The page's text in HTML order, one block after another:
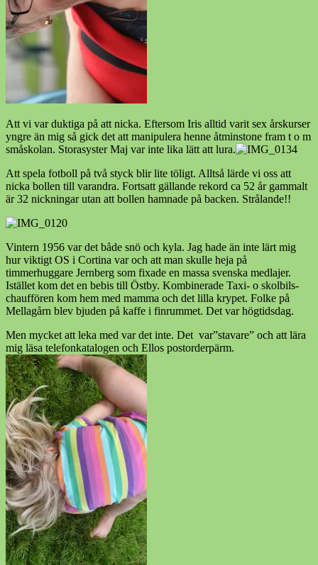
Att vi var duktiga på att nicka. Eftersom Iris alltid varit sex årskurser
yngre än mig så gick det att manipulera henne åtminstone fram t o m
småskolan. Storasyster Maj var inte lika lätt att lura.
Att spela fotboll på två styck blir lite töligt. Alltså lärde vi oss att
nicka bollen till varandra. Fortsatt gällande rekord ca 52 år gammalt
är 32 nickningar utan att bollen hamnade på backen. Strålande!!
Vintern 1956 var det både snö och kyla. Jag hade än inte lärt mig
hur viktigt OS i Cortina var och att man skulle heja på
timmerhuggare Jernberg som fixade en massa svenska medlajer.
Istället kom det en bebis till Östby. Kombinerade Taxi- o skolbils-
chauffören kom hem med mamma och det lilla krypet. Folke på
Mellagårn blev bjuden på kaffe i finrummet. Det var högtidsdag.
Men mycket att leka med var det inte. Det var”stavare” och att lära
mig läsa telefonkatalogen och Ellos postorderpärm.